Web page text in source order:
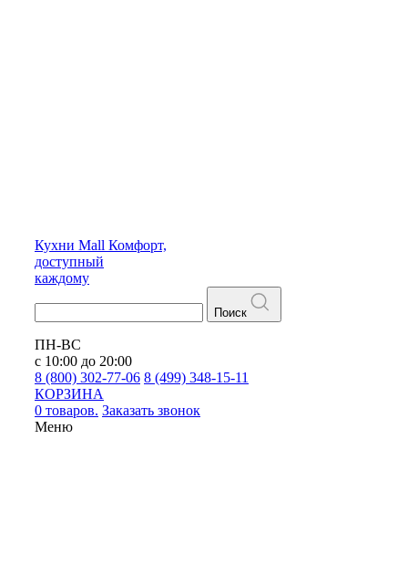
Кухни Mall Комфорт,
доступный
каждому
Поиск
ПН-ВС
с 10:00 до 20:00
8 (800) 302-77-06 8 (499) 348-15-11
КОРЗИНА
0 товаров. Заказать звонок
Меню